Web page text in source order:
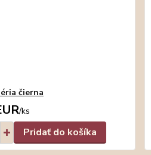
čierna
/ks
Pridať do košíka